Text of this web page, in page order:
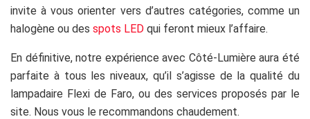
invite à vous orienter vers d’autres catégories, comme un
halogène ou des spots LED qui feront mieux l’affaire.
En définitive, notre expérience avec Côté-Lumière aura été
parfaite à tous les niveaux, qu’il s’agisse de la qualité du
lampadaire Flexi de Faro, ou des services proposés par le
site. Nous vous le recommandons chaudement.